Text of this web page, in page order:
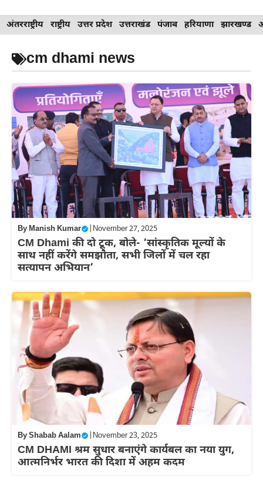
Skip
to
content
अंतरराष्ट्रीय राष्ट्रीय उत्तर प्रदेश उत्तराखंड पंजाब हरियाणा झारखण्ड
cm dhami news
ByManish Kumar November 27, 2025
CM Dhami की दो टूक, बोले- ‘सांस्कृतिक मूल्यों के
साथ नहीं करेंगे समझौता, सभी जिलों में चल रहा
सत्यापन अभियान’
ByShabab Aalam November 23, 2025
CM DHAMI श्रम सुधार बनाएंगे कार्यबल का नया युग,
आत्मनिर्भर भारत की दिशा में अहम कदम